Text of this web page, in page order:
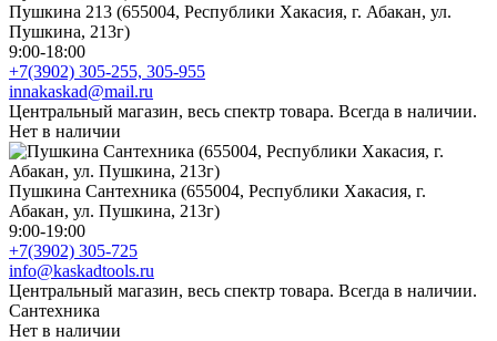
Пушкина 213 (655004, Республики Хакасия, г. Абакан, ул.
Пушкина, 213г)
9:00-18:00
+7(3902) 305-255, 305-955
innakaskad@mail.ru
Центральный магазин, весь спектр товара. Всегда в наличии.
Нет в наличии
Пушкина Сантехника (655004, Республики Хакасия, г.
Абакан, ул. Пушкина, 213г)
9:00-19:00
+7(3902) 305-725
info@kaskadtools.ru
Центральный магазин, весь спектр товара. Всегда в наличии.
Сантехника
Нет в наличии